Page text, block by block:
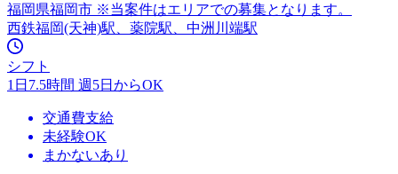
福岡県福岡市 ※当案件はエリアでの募集となります。
西鉄福岡(天神)駅、薬院駅、中洲川端駅
シフト
1日7.5時間 週5日からOK
交通費支給
未経験OK
まかないあり